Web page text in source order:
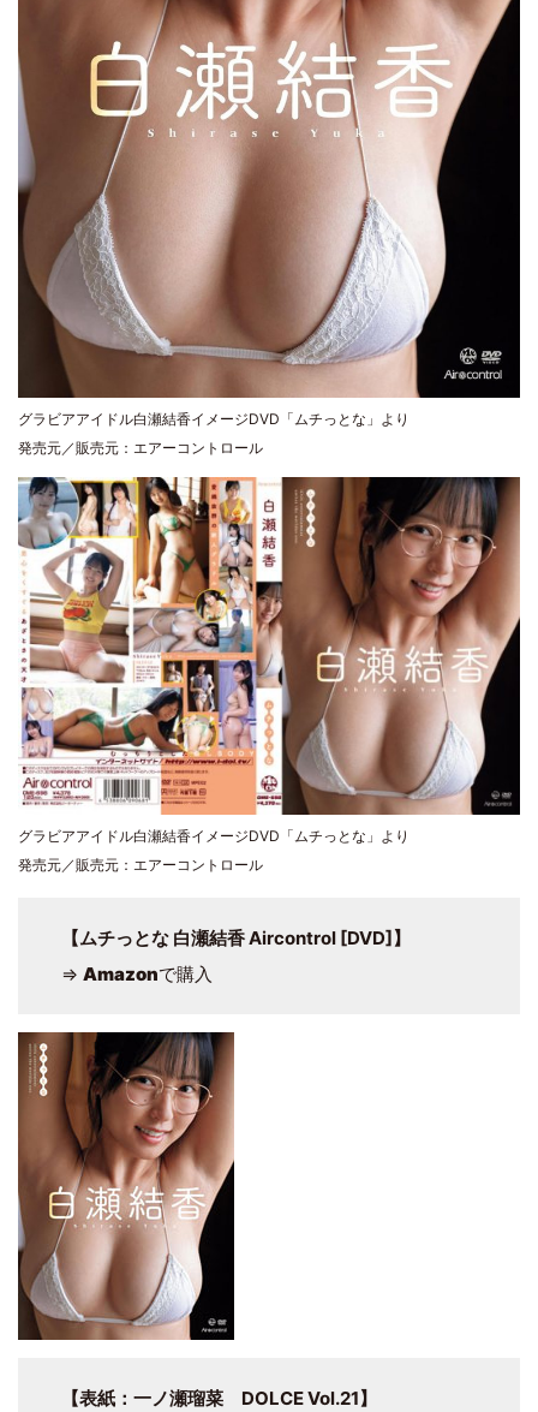
グラビアアイドル白瀬結香イメージDVD「ムチっとな」より
発売元／販売元：エアーコントロール
グラビアアイドル白瀬結香イメージDVD「ムチっとな」より
発売元／販売元：エアーコントロール
【ムチっとな 白瀬結香 Aircontrol [DVD]】
⇒ Amazonで購入
【表紙：一ノ瀬瑠菜 DOLCE Vol.21】